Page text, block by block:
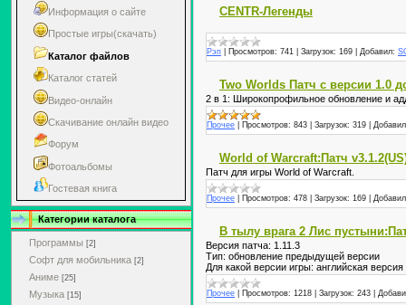
Информация о сайте
Простые игры(скачать)
Каталог файлов
Каталог статей
Видео-онлайн
Скачивание онлайн видео
Форум
Фотоальбомы
Гостевая книга
Категории каталога
Программы [2]
Софт для мобильника [2]
Аниме [25]
Музыка [15]
CENTR-Легенды
Рэп Просмотров: 741 Загрузок: 169 Добавил:
Two Worlds Патч с версии 1.0
2 в 1: Широкопрофильное обновление и
Прочее Просмотров: 843 Загрузок: 319
World of Warcraft:Патч
Патч для игры World of Warcraft.
Прочее Просмотров: 478 Загрузок: 169
В тылу врага 2 Лис
Версия патча: 1.11.3
Тип: обновление предыдущей версии
Для какой версии игры: английская версия
Прочее Просмотров: 1218 Загрузок: 243